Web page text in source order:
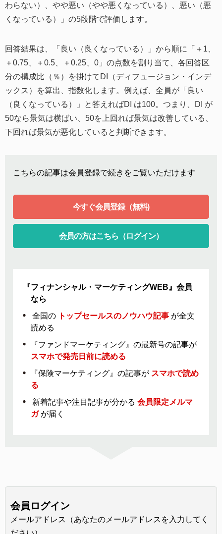
わらない）、やや悪い（やや悪くなっている）、悪い（悪
くなっている）」の5段階で評価します。
回答結果は、「良い（良くなっている）」から順に「＋1、
＋0.75、＋0.5、＋0.25、0」の点数を割り当て、各回答区
分の構成比（％）を掛けてDI（ディフュージョン・インデ
ックス）を算出、指数化します。例えば、全員が「良い
（良くなっている）」と答えればDI は100。つまり、DI が
50なら景気は横ばい、50を上回れば景気は改善している、
下回れば景気が悪化していると判断できます。
こちらの記事は会員登録で続きをご覧いただけます
今すぐ会員登録（無料)
会員の方はこちら（ログイン）
『フィナンシャル・マーケティングWEB』会員
なら
全国の トップセールスのノウハウ記事 が全文
読める
『ファンドマーケティング』の最新号の記事が
スマホで発売日前に読める
『保険マーケティング』の記事が スマホで読め
る
新着記事や注目記事が分かる 会員限定メルマ
ガが届く
会員ログイン
メールアドレス（あなたのメールアドレスを入力してく